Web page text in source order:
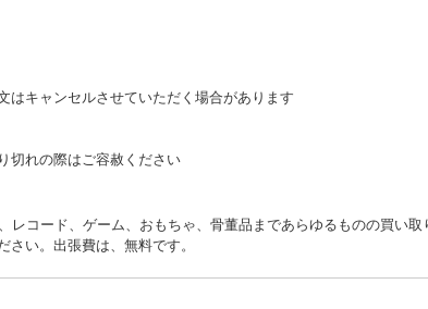
はキャンセルさせていただく場合があります
切れの際はご容赦ください
レコード、ゲーム、おもちゃ、骨董品まであらゆるものの買い
い。出張費は、無料です。